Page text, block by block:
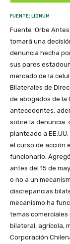
FUENTE: LIGNUM
Fuente :Orbe
tomará una
denuncia hecha
sus pares
mercado de la
Bilaterales de
de abogados de la
antecedentes,
sobre la denuncia.
planteado a
el curso de acción
funcionario.
antes del 15 de
o no a un
discrepancias
mecanismo ha
temas comerciales
bilateral, agrícola,
Corporación